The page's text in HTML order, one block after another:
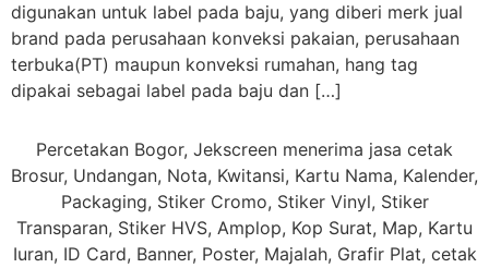
digunakan untuk label pada baju, yang diberi merk jual
brand pada perusahaan konveksi pakaian, perusahaan
terbuka(PT) maupun konveksi rumahan, hang tag
dipakai sebagai label pada baju dan […]
Percetakan Bogor, Jekscreen menerima jasa cetak
Brosur, Undangan, Nota, Kwitansi, Kartu Nama, Kalender,
Packaging, Stiker Cromo, Stiker Vinyl, Stiker
Transparan, Stiker HVS, Amplop, Kop Surat, Map, Kartu
Iuran, ID Card, Banner, Poster, Majalah, Grafir Plat, cetak